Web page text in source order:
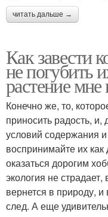
читать дальше →
Как завести
не погубить
растение
Конечно же, то,
приносить радость,
условий содержания
воспринимайте их
оказаться дорогим
экология не
вернется в природу,
след. А еще